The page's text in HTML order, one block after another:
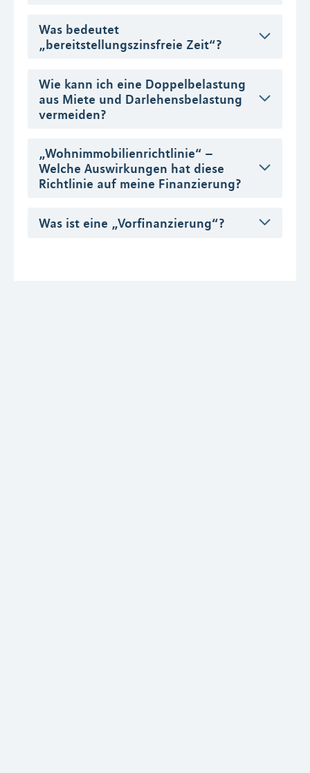
Was bedeutet
„bereitstellungszinsfreie Zeit“?
Wie kann ich eine Doppelbelastung
aus Miete und Darlehensbelastung
vermeiden?
„Wohnimmobilienrichtlinie“ –
Welche Auswirkungen hat diese
Richtlinie auf meine Finanzierung?
Was ist eine „Vorfinanzierung“?